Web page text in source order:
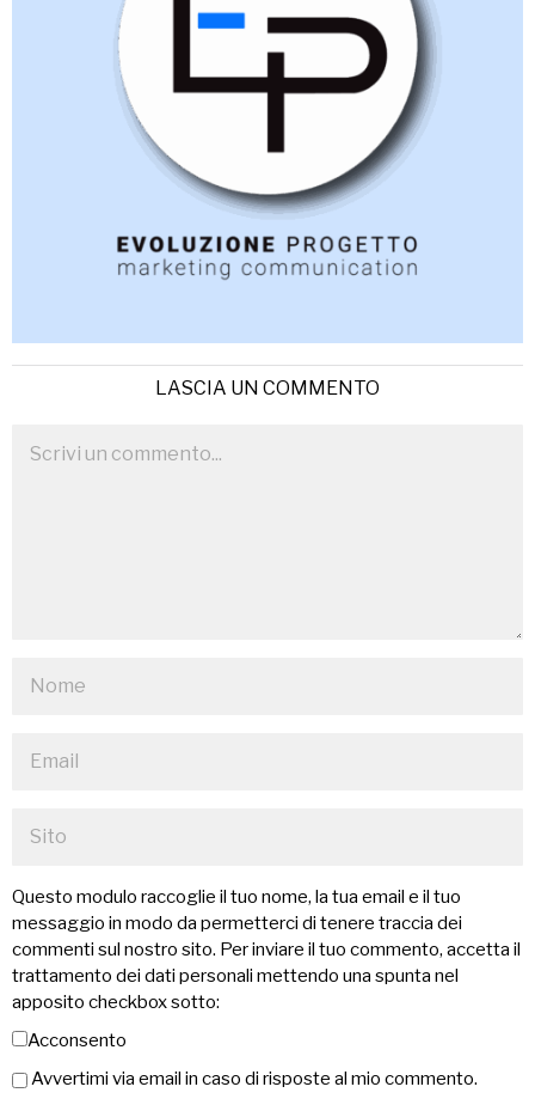
LASCIA UN COMMENTO
Questo modulo raccoglie il tuo nome, la tua email e il tuo
messaggio in modo da permetterci di tenere traccia dei
commenti sul nostro sito. Per inviare il tuo commento, accetta il
trattamento dei dati personali mettendo una spunta nel
apposito checkbox sotto:
Acconsento
Avvertimi via email in caso di risposte al mio commento.